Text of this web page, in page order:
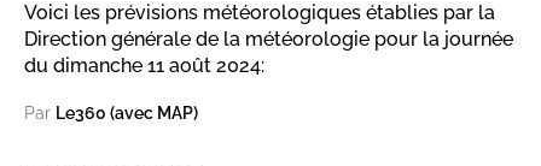
Voici les prévisions météorologiques établies par la
Direction générale de la météorologie pour la journée
du dimanche 11 août 2024:
Par Le360 (avec MAP)